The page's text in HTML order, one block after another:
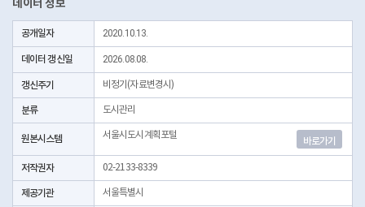
데이터 정보
공개일자 2020.10.13.
데이터 갱신일 2026.08.08.
갱신주기 비정기(자료변경시)
분류 도시관리
원본시스템 서울시도시계획포털
바로가기
저작권자 02-2133-8339
제공기관 서울특별시